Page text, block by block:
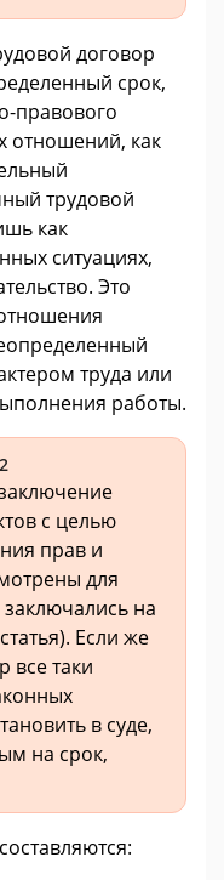
договор
срок,
правового
отношений, как
трудовой
как
ситуациях,
Это
труда или
работы.
с целью
прав и
для
на
Если же
все таки
в суде,
на срок,